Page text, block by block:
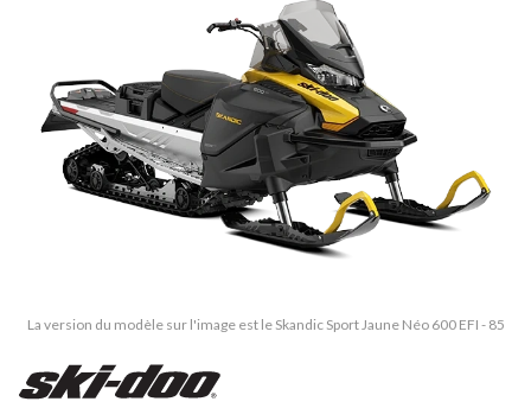
La version du modèle sur l'image est le Skandic Sport Jaune Néo 600 EFI - 85